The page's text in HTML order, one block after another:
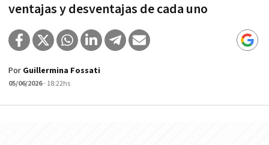
ventajas y desventajas de cada uno
Por Guillermina Fossati
05/06/2026- 18:22hs